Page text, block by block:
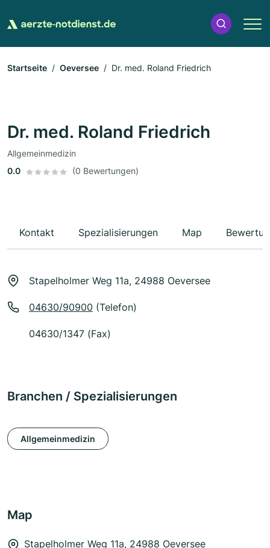
Startseite Oeversee Dr. med. Roland Friedrich
Dr. med. Roland Friedrich
Allgemeinmedizin
0.0
(0 Bewertungen)
Kontakt Spezialisierungen Map
Stapelholmer Weg 11a, 24988 Oeversee
04630/90900 (Telefon)
04630/1347 (Fax)
Branchen / Spezialisierungen
Allgemeinmedizin
Map
Stapelholmer Weg 11a, 24988 Oeversee